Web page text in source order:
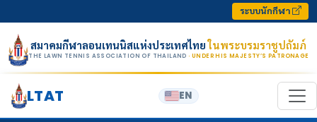
ระบบนักกีฬา
สมาคมกีฬาลอนเทนนิสแห่งประเทศไทยในพระบรมราชูปถัมภ์
THE LAWN TENNIS ASSOCIATION OF THAILAND · UNDER HIS MAJESTY’S PATRONAGE
LTAT EN